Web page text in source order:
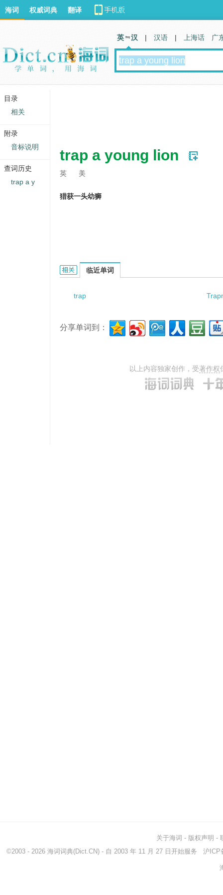
trap a young lion
英 美
猎获一头幼狮
trap a young lion的相关资料：
临近单词
trap
分享单词到：
以上内容独家创作，受著作权
海词 权威词典 翻译
英 汉 | 汉语 | 上海话 广
关于海词 - 版权声明 -
©2003 - 2026 海词词典(Dict.CN) - 自 2003 年 11 月 27 日开始服务 沪ICP
目录
相关
附录
音标说明
查词历史
trap a y